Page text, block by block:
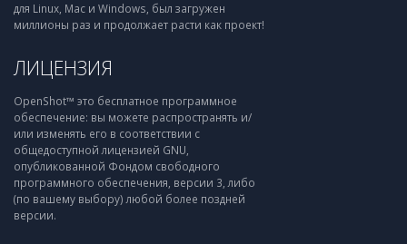
для Linux, Mac и Windows, был загружен
миллионы раз и продолжает расти как проект!
ЛИЦЕНЗИЯ
OpenShot™ это бесплатное программное
обеспечение: вы можете распространять и/
или изменять его в соответствии с
общедоступной лицензией GNU,
опубликованной Фондом свободного
программного обеспечения, версии 3, либо
(по вашему выбору) любой более поздней
версии.